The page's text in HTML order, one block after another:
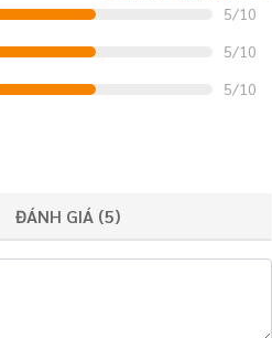
5/10
5/10
5/10
ĐÁNH GIÁ (5)